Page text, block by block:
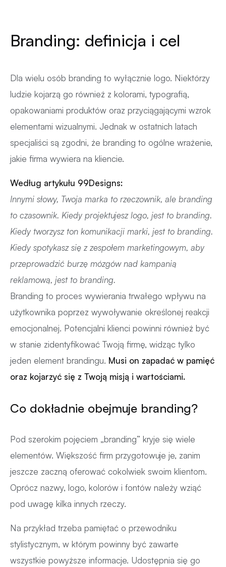
Branding: definicja i cel
Dla wielu osób branding to wyłącznie logo. Niektórzy
ludzie kojarzą go również z kolorami, typografią,
opakowaniami produktów oraz przyciągającymi wzrok
elementami wizualnymi. Jednak w ostatnich latach
specjaliści są zgodni, że branding to ogólne wrażenie,
jakie firma wywiera na kliencie.
Według artykułu 99Designs:
Innymi słowy, Twoja marka to rzeczownik, ale branding
to czasownik. Kiedy projektujesz logo, jest to branding.
Kiedy tworzysz ton komunikacji marki, jest to branding.
Kiedy spotykasz się z zespołem marketingowym, aby
przeprowadzić burzę mózgów nad kampanią
reklamową, jest to branding.
Branding to proces wywierania trwałego wpływu na
użytkownika poprzez wywoływanie określonej reakcji
emocjonalnej. Potencjalni klienci powinni również być
w stanie zidentyfikować Twoją firmę, widząc tylko
jeden element brandingu. Musi on zapadać w pamięć
oraz kojarzyć się z Twoją misją i wartościami.
Co dokładnie obejmuje branding?
Pod szerokim pojęciem „branding” kryje się wiele
elementów. Większość firm przygotowuje je, zanim
jeszcze zaczną oferować cokolwiek swoim klientom.
Oprócz nazwy, logo, kolorów i fontów należy wziąć
pod uwagę kilka innych rzeczy.
Na przykład trzeba pamiętać o przewodniku
stylistycznym, w którym powinny być zawarte
wszystkie powyższe informacje. Udostępnia się go